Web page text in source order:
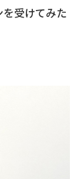
受けてみた